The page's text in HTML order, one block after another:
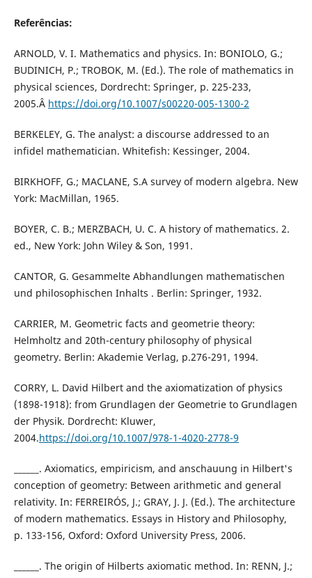
Referências:
ARNOLD, V. I. Mathematics and physics. In: BONIOLO, G.;
BUDINICH, P.; TROBOK, M. (Ed.). The role of mathematics in
physical sciences, Dordrecht: Springer, p. 225-233,
2005.Â https://doi.org/10.1007/s00220-005-1300-2
BERKELEY, G. The analyst: a discourse addressed to an
infidel mathematician. Whitefish: Kessinger, 2004.
BIRKHOFF, G.; MACLANE, S.A survey of modern algebra. New
York: MacMillan, 1965.
BOYER, C. B.; MERZBACH, U. C. A history of mathematics. 2.
ed., New York: John Wiley & Son, 1991.
CANTOR, G. Gesammelte Abhandlungen mathematischen
und philosophischen Inhalts . Berlin: Springer, 1932.
CARRIER, M. Geometric facts and geometrie theory:
Helmholtz and 20th-century philosophy of physical
geometry. Berlin: Akademie Verlag, p.276-291, 1994.
CORRY, L. David Hilbert and the axiomatization of physics
(1898-1918): from Grundlagen der Geometrie to Grundlagen
der Physik. Dordrecht: Kluwer,
2004.https://doi.org/10.1007/978-1-4020-2778-9
______. Axiomatics, empiricism, and anschauung in Hilbert's
conception of geometry: Between arithmetic and general
relativity. In: FERREIRÓS, J.; GRAY, J. J. (Ed.). The architecture
of modern mathematics. Essays in History and Philosophy,
p. 133-156, Oxford: Oxford University Press, 2006.
______. The origin of Hilberts axiomatic method. In: RENN, J.;